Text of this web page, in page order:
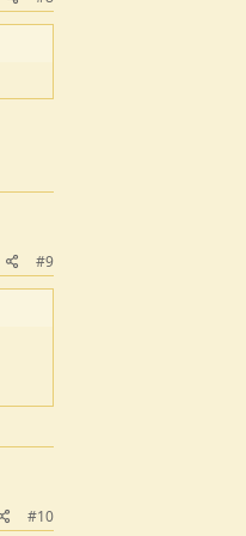
#9
#10